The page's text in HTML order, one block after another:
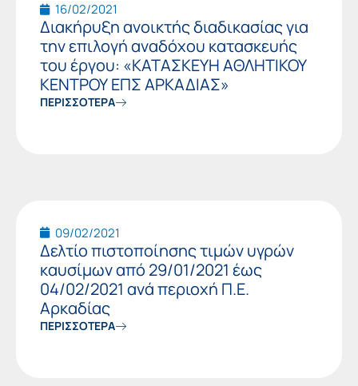
16/02/2021
Διακήρυξη ανοικτής διαδικασίας για
την επιλογή αναδόχου κατασκευής
του έργου: «ΚΑΤΑΣΚΕΥΗ ΑΘΛΗΤΙΚΟΥ
ΚΕΝΤΡΟΥ ΕΠΣ ΑΡΚΑΔΙΑΣ»
ΠΕΡΙΣΣΟΤΕΡΑ
09/02/2021
Δελτίο πιστοποίησης τιμών υγρών
καυσίμων από 29/01/2021 έως
04/02/2021 ανά περιοχή Π.Ε.
Αρκαδίας
ΠΕΡΙΣΣΟΤΕΡΑ